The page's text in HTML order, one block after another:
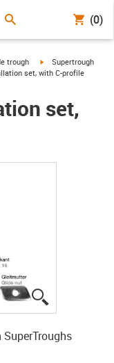
(0)
arrow-right
trough igus-icon-arrow-right
Supertrough
set, with C-profile
set,